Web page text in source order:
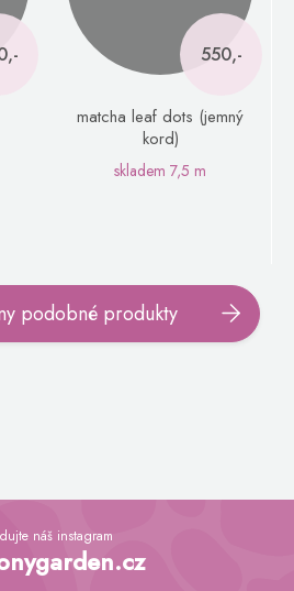
550,-
matcha leaf dots (jemný
kord)
skladem 7,5 m
podobné produkty
náš instagram